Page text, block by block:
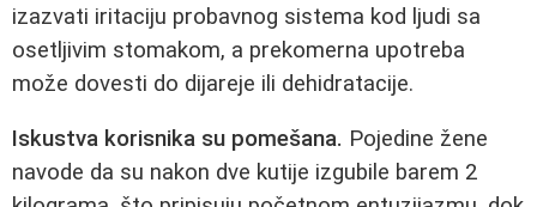
izazvati iritaciju probavnog sistema kod ljudi sa
osetljivim stomakom, a prekomerna upotreba
može dovesti do dijareje ili dehidratacije.
Iskustva korisnika su pomešana. Pojedine žene
navode da su nakon dve kutije izgubile barem 2